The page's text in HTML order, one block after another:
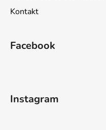
Kontakt
Facebook
Instagram